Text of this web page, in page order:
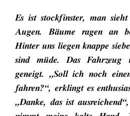
Es ist stockfinster, man
Augen. Bäume ragen an
Hinter uns liegen knappe
sind müde. Das
geneigt. „Soll ich noch
fahren?“, erklingt es
„Danke, das ist